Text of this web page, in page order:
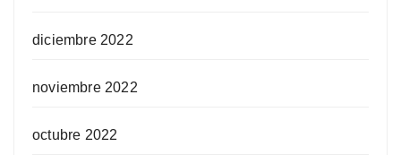
diciembre 2022
noviembre 2022
octubre 2022